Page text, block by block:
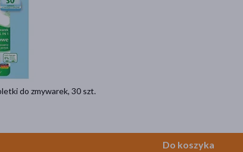
do zmywarek, 30 szt.
Do koszyka